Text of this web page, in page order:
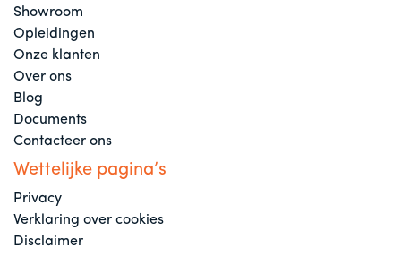
Showroom
Opleidingen
Onze klanten
Over ons
Blog
Documents
Contacteer ons
Wettelijke pagina’s
Privacy
Verklaring over cookies
Disclaimer